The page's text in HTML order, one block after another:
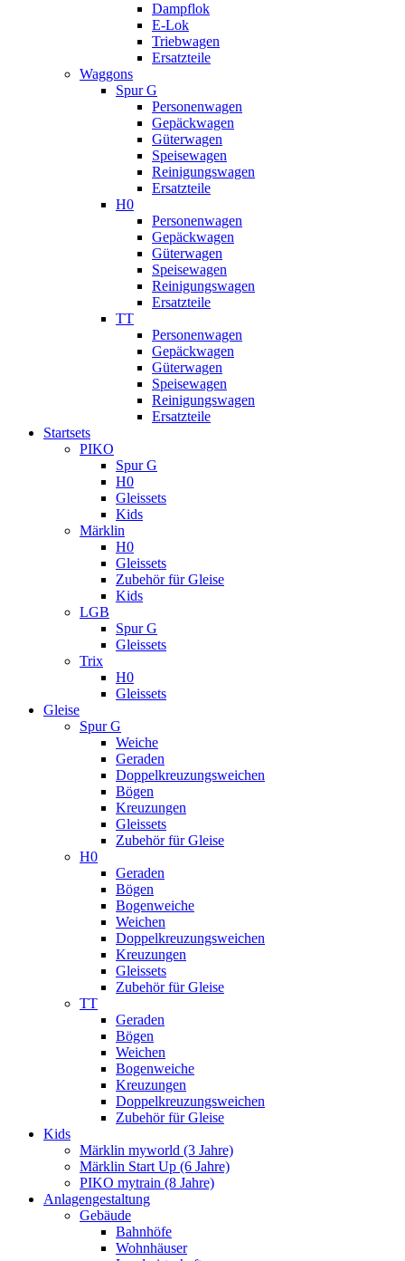
Dampflok
E-Lok
Triebwagen
Ersatzteile
Waggons
Spur G
Personenwagen
Gepäckwagen
Güterwagen
Speisewagen
Reinigungswagen
Ersatzteile
H0
Personenwagen
Gepäckwagen
Güterwagen
Speisewagen
Reinigungswagen
Ersatzteile
TT
Personenwagen
Gepäckwagen
Güterwagen
Speisewagen
Reinigungswagen
Ersatzteile
Startsets
PIKO
Spur G
H0
Gleissets
Kids
Märklin
H0
Gleissets
Zubehör für Gleise
Kids
LGB
Spur G
Gleissets
Trix
H0
Gleissets
Gleise
Spur G
Weiche
Geraden
Doppelkreuzungsweichen
Bögen
Kreuzungen
Gleissets
Zubehör für Gleise
H0
Geraden
Bögen
Bogenweiche
Weichen
Doppelkreuzungsweichen
Kreuzungen
Gleissets
Zubehör für Gleise
TT
Geraden
Bögen
Weichen
Bogenweiche
Kreuzungen
Doppelkreuzungsweichen
Zubehör für Gleise
Kids
Märklin myworld (3 Jahre)
Märklin Start Up (6 Jahre)
PIKO mytrain (8 Jahre)
Anlagengestaltung
Gebäude
Bahnhöfe
Wohnhäuser